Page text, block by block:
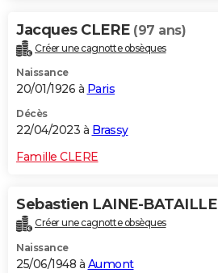
Jacques CLERE (97 ans)
Créer une cagnotte obsèques
Naissance
20/01/1926 à Paris
Décès
22/04/2023 à Brassy
Famille CLERE
Sebastien LAINE-BATAILLE
Créer une cagnotte obsèques
Naissance
25/06/1948 à Aumont